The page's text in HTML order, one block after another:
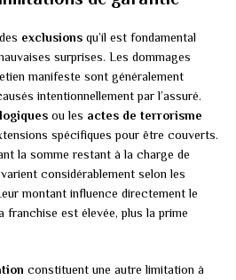
exclusions qu’il est fondamental
surprises. Les dommages
manifeste sont généralement
intentionnellement par l’assuré.
ou les actes de terrorisme
spécifiques pour être couverts.
la somme restant à la charge de
considérablement selon les
montant influence directement le
franchise est élevée, plus la prime
constituent une autre limitation à